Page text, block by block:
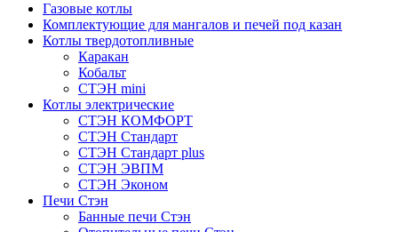
Газовые котлы
Комплектующие для мангалов и печей под казан
Котлы твердотопливные
Каракан
Кобальт
СТЭН mini
Котлы электрические
СТЭН КОМФОРТ
СТЭН Стандарт
СТЭН Стандарт plus
СТЭН ЭВПМ
СТЭН Эконом
Печи Стэн
Банные печи Стэн